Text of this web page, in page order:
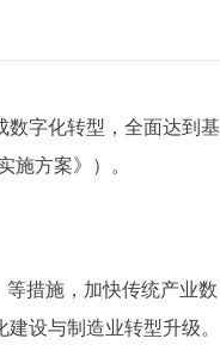
字化转型，全面达到基
施方案》）。
措施，加快传统产业数
设与制造业转型升级。